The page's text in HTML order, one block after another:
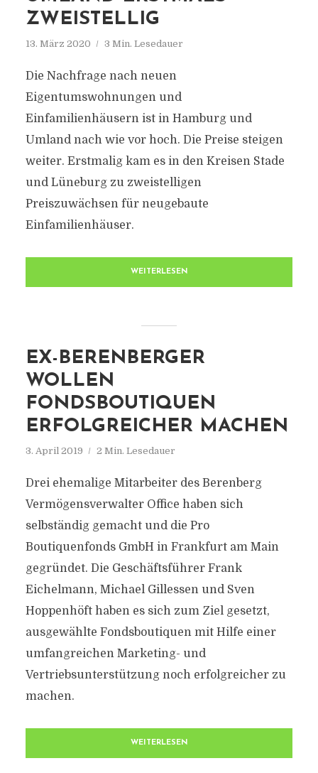
ZWEISTELLIG
13. März 2020 3 Min. Lesedauer
Die Nachfrage nach neuen
Eigentumswohnungen und
Einfamilienhäusern ist in Hamburg und
Umland nach wie vor hoch. Die Preise steigen
weiter. Erstmalig kam es in den Kreisen Stade
und Lüneburg zu zweistelligen
Preiszuwächsen für neugebaute
Einfamilienhäuser.
WEITERLESEN
EX-BERENBERGER
WOLLEN
FONDSBOUTIQUEN
ERFOLGREICHER MACHEN
3. April 2019 2 Min. Lesedauer
Drei ehemalige Mitarbeiter des Berenberg
Vermögensverwalter Office haben sich
selbständig gemacht und die Pro
Boutiquenfonds GmbH in Frankfurt am Main
gegründet. Die Geschäftsführer Frank
Eichelmann, Michael Gillessen und Sven
Hoppenhöft haben es sich zum Ziel gesetzt,
ausgewählte Fondsboutiquen mit Hilfe einer
umfangreichen Marketing- und
Vertriebsunterstützung noch erfolgreicher zu
machen.
WEITERLESEN